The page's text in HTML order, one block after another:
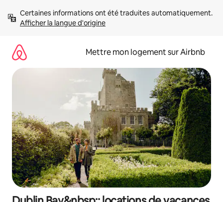
directement
Afficher la langue d'origine
Mettre mon logement sur Airbnb